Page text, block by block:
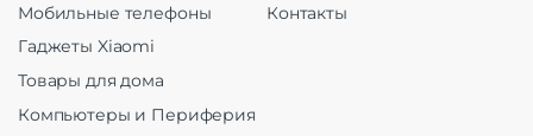
Мобильные телефоны
Гаджеты Xiaomi
Товары для дома
Компьютеры и Периферия
Контакты